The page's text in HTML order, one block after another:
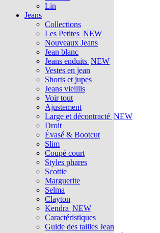
Lin
Jeans
Collections
Les Petites NEW
Nouveaux Jeans
Jean blanc
Jeans enduits NEW
Vestes en jean
Shorts et jupes
Jeans vieillis
Voir tout
Ajustement
Large et décontracté NEW
Droit
Évasé & Bootcut
Slim
Coupé court
Styles phares
Scottie
Marguerite
Selma
Clayton
Kendra NEW
Caractéristiques
Guide des tailles Jean